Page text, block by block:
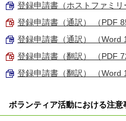
登録申請書（ホストファミリ
登録申請書（通訳） （PDF
登録申請書（通訳） （Word
登録申請書（翻訳） （PDF
登録申請書（翻訳） （Word
ボランティア活動における注意